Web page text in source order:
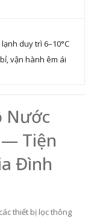
duy trì 6–10°C
vận hành êm ái
Nước
— Tiện
Đình
thiết bị lọc thông